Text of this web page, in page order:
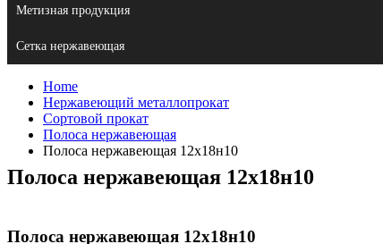
Метизная продукция
Сетка нержавеющая
Home
Нержавеющий металлопрокат
Сортовой прокат
Полоса нержавеющая
Полоса нержавеющая 12х18н10
Полоса нержавеющая 12х18н10
Полоса нержавеющая 12х18н10